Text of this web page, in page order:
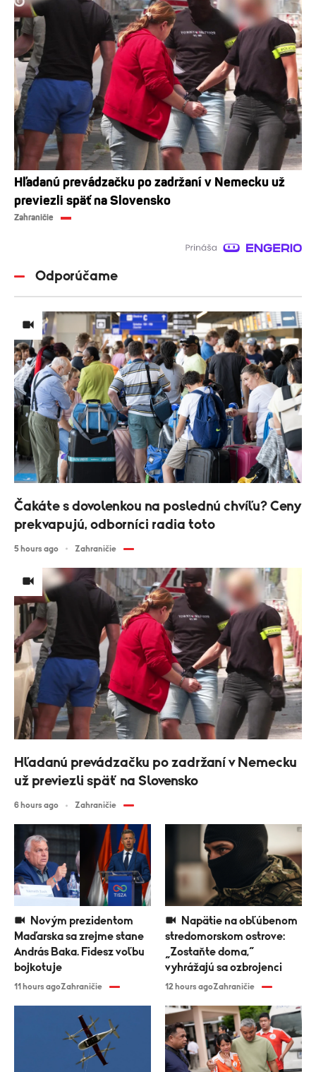
Hľadanú prevádzačku po zadržaní v Nemecku už
previezli späť na Slovensko
Zahraničie
Odporúčame
Čakáte s dovolenkou na poslednú chvíľu? Ceny
prekvapujú, odborníci radia toto
5 hours ago Zahraničie
Hľadanú prevádzačku po zadržaní v Nemecku
už previezli späť na Slovensko
6 hours ago Zahraničie
Maďarska sa zrejme stane
András Baka. Fidesz voľbu
bojkotuje
11 hours agoZahraničie
stredomorskom ostrove:
„Zostaňte doma,“
vyhrážajú sa ozbrojenci
12 hours agoZahraničie